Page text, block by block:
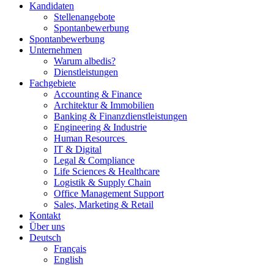
Kandidaten
Stellenangebote
Spontanbewerbung
Spontanbewerbung
Unternehmen
Warum albedis?
Dienstleistungen
Fachgebiete
Accounting & Finance
Architektur & Immobilien
Banking & Finanzdienstleistungen
Engineering & Industrie
Human Resources
IT & Digital
Legal & Compliance
Life Sciences & Healthcare
Logistik & Supply Chain
Office Management Support
Sales, Marketing & Retail
Kontakt
Über uns
Deutsch
Français
English